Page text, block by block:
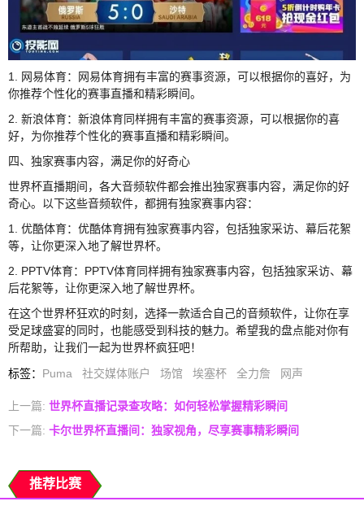
1. 网易体育：网易体育拥有丰富的赛事资源，可以根据你的喜好，为
你推荐个性化的赛事直播和精彩瞬间。
2. 新浪体育：新浪体育同样拥有丰富的赛事资源，可以根据你的喜
好，为你推荐个性化的赛事直播和精彩瞬间。
四、独家赛事内容，满足你的好奇心
世界杯直播期间，各大音频软件都会推出独家赛事内容，满足你的好
奇心。以下这些音频软件，都拥有独家赛事内容：
1. 优酷体育：优酷体育拥有独家赛事内容，包括独家采访、幕后花絮
等，让你更深入地了解世界杯。
2. PPTV体育：PPTV体育同样拥有独家赛事内容，包括独家采访、幕
后花絮等，让你更深入地了解世界杯。
在这个世界杯狂欢的时刻，选择一款适合自己的音频软件，让你在享
受足球盛宴的同时，也能感受到科技的魅力。希望我的盘点能对你有
所帮助，让我们一起为世界杯疯狂吧！
标签： Puma 社交媒体账户 场馆 埃塞杯 全力詹 网声
上一篇: 世界杯直播记录查攻略：如何轻松掌握精彩瞬间
下一篇: 卡尔世界杯直播间：独家视角，尽享赛事精彩瞬间
推荐比赛